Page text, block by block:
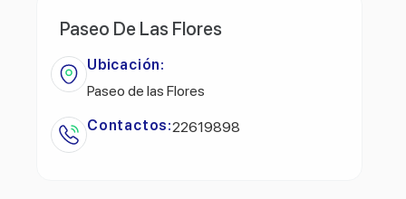
Paseo De Las Flores
Ubicación:
Paseo de las Flores
Contactos:22619898